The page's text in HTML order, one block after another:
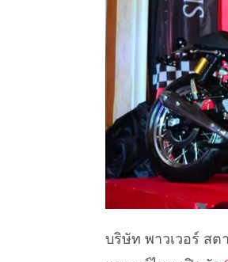
บริษัท พาวเวอร์ ส